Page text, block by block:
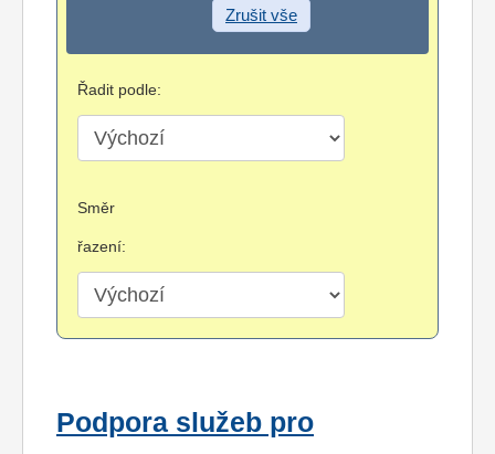
Zrušit vše
Řadit podle:
Směr
řazení:
Podpora služeb pro